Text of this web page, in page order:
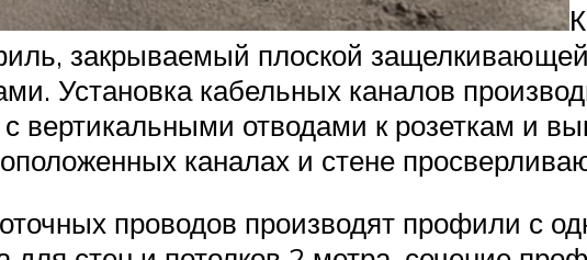
закрываемый плоской
Установка кабельных каналов
вертикальными отводами к розеткам и
каналах и стене
проводов производят профили с